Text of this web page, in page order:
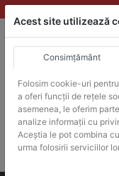
Skip
to
ACHIZITII
Produsele pot fi
Products
search
Acest site utilizează
Consimțământ
Folosim cookie-uri
a oferi funcții de rețele
asemenea, le oferim
analize informații cu
Aceștia le pot combina
urma folosirii serviciilor